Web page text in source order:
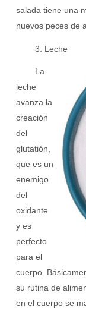
salada tiene una
nuevos peces de
3. Leche
La
leche
avanza la
creación
del
glutatión,
que es un
enemigo
del
oxidante
y es
perfecto
para el
cuerpo.
su rutina de
en el cuerpo se